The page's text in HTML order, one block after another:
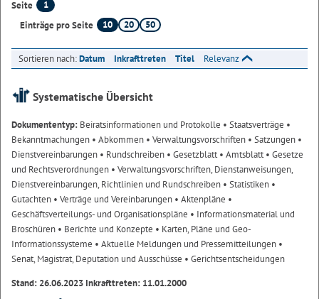
Seite
1
Einträge pro Seite
10 20 50
Sortieren nach:Datum Inkrafttreten Titel Relevanz
Systematische Übersicht
Dokumententyp: Beiratsinformationen und Protokolle • Staatsverträge •
Bekanntmachungen • Abkommen • Verwaltungsvorschriften • Satzungen •
Dienstvereinbarungen • Rundschreiben • Gesetzblatt• Amtsblatt• Gesetze
und Rechtsverordnungen • Verwaltungsvorschriften, Dienstanweisungen,
Dienstvereinbarungen, Richtlinien und Rundschreiben • Statistiken •
Gutachten • Verträge und Vereinbarungen • Aktenpläne •
Geschäftsverteilungs- und Organisationspläne • Informationsmaterial und
Broschüren • Berichte und Konzepte • Karten, Pläne und Geo-
Informationssysteme • Aktuelle Meldungen und Pressemitteilungen •
Senat, Magistrat, Deputation und Ausschüsse • Gerichtsentscheidungen
Stand: 26.06.2023 Inkrafttreten: 11.01.2000